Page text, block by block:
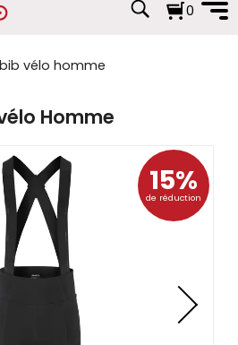
0
vélo homme
Homme
15%
de réduction